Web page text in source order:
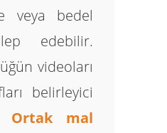
veya bedel
edebilir.
videoları
belirleyici
Ortak mal